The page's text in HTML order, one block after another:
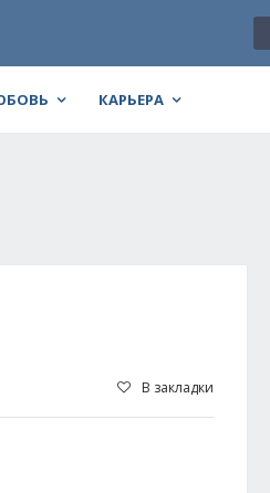
КАРЬЕРА
В закладки